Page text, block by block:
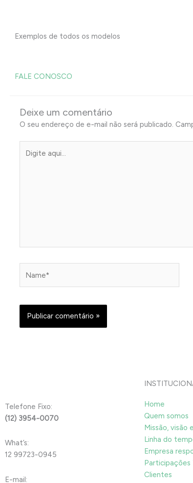
Exemplos de todos os modelos
FALE CONOSCO
Deixe um comentário
O seu endereço de e-mail não será publicado.
aqui...
Telefone Fixo:
(12) 3954-0070
What’s:
12 99723-0945
E-mail:
Home
Quem somos
Missão, visão
Linha do
Empresa
Participações
Clientes